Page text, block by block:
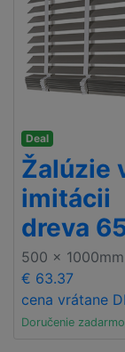
Deal
Žalúzie
imitácii
dreva
500 x 1000mm
€ 63.37
cena vrátane
Doručenie zadarmo